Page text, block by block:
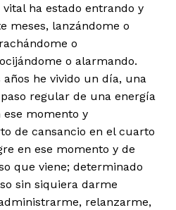
ha estado entrando y
meses, lanzándome o
o
o alarmando.
he vivido un día, una
regular de una energía
ese momento y
de cansancio en el cuarto
en ese momento y de
que viene; determinado
sin siquiera darme
relanzarme,